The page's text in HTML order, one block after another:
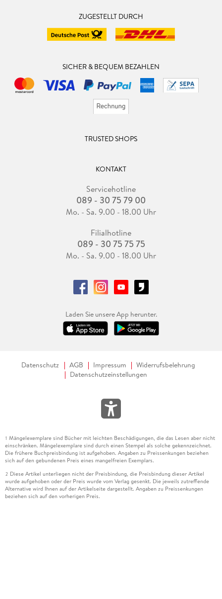
ZUGESTELLT DURCH
SICHER & BEQUEM BEZAHLEN
TRUSTED SHOPS
KONTAKT
Servicehotline
089 - 30 75 79 00
Mo. - Sa. 9.00 - 18.00 Uhr
Filialhotline
089 - 30 75 75 75
Mo. - Sa. 9.00 - 18.00 Uhr
Laden Sie unsere App herunter.
Datenschutz AGB Impressum
Widerrufsbelehrung
Datenschutzeinstellungen
1 Mängelexemplare sind Bücher mit leichten Beschädigungen, die das Lesen aber nicht
einschränken. Mängelexemplare sind durch einen Stempel als solche gekennzeichnet.
Die frühere Buchpreisbindung ist aufgehoben. Angaben zu Preissenkungen beziehen
sich auf den gebundenen Preis eines mangelfreien Exemplars.
2 Diese Artikel unterliegen nicht der Preisbindung, die Preisbindung dieser Artikel
wurde aufgehoben oder der Preis wurde vom Verlag gesenkt. Die jeweils zutreffende
Alternative wird Ihnen auf der Artikelseite dargestellt. Angaben zu Preissenkungen
beziehen sich auf den vorherigen Preis.